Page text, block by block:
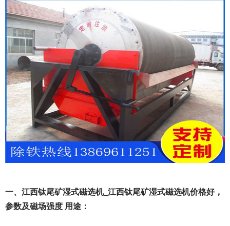
一、江西钛尾矿湿式磁选机_江西钛尾矿湿式磁选机价格好，
参数及磁场强度 用途：